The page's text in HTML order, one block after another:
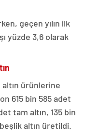
geçen yılın ilk
yüzde 3,6 olarak
ürünlerine
615 bin 585 adet
tam altın, 135 bin
altın üretildi.